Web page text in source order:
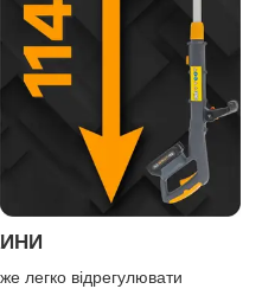
легко відрегулювати